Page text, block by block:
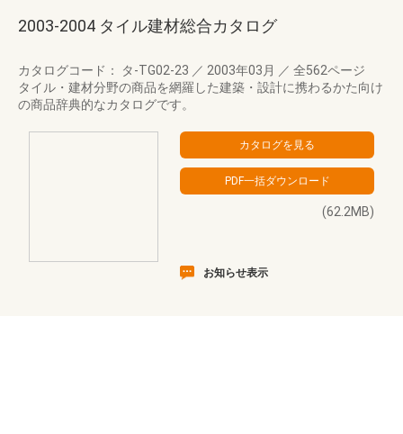
2003-2004 タイル建材総合カタログ
カタログコード： タ-TG02-23 ／ 2003年03月 ／ 全562ページ
タイル・建材分野の商品を網羅した建築・設計に携わるかた向け
の商品辞典的なカタログです。
(62.2MB)
お知らせ表示